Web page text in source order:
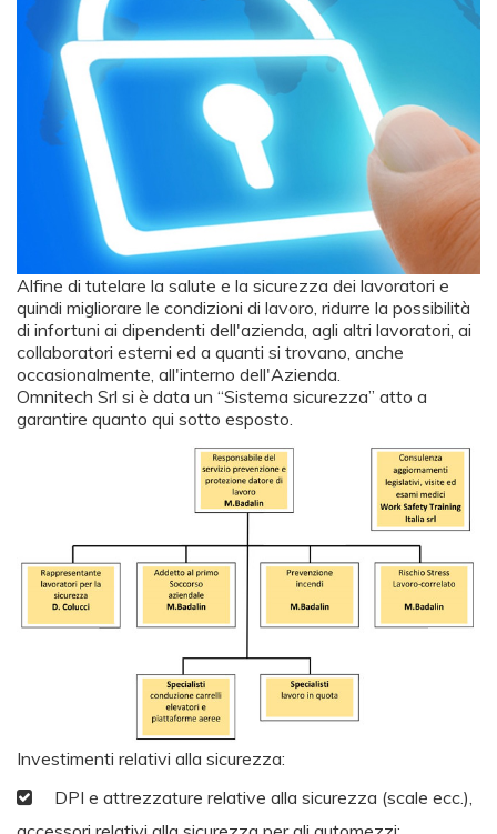
Alfine di tutelare la salute e la sicurezza dei lavoratori e
quindi migliorare le condizioni di lavoro, ridurre la possibilità
di infortuni ai dipendenti dell'azienda, agli altri lavoratori, ai
collaboratori esterni ed a quanti si trovano, anche
occasionalmente, all'interno dell'Azienda.
Omnitech Srl si è data un “Sistema sicurezza” atto a
garantire quanto qui sotto esposto.
Investimenti relativi alla sicurezza:
DPI e attrezzature relative alla sicurezza (scale ecc.),